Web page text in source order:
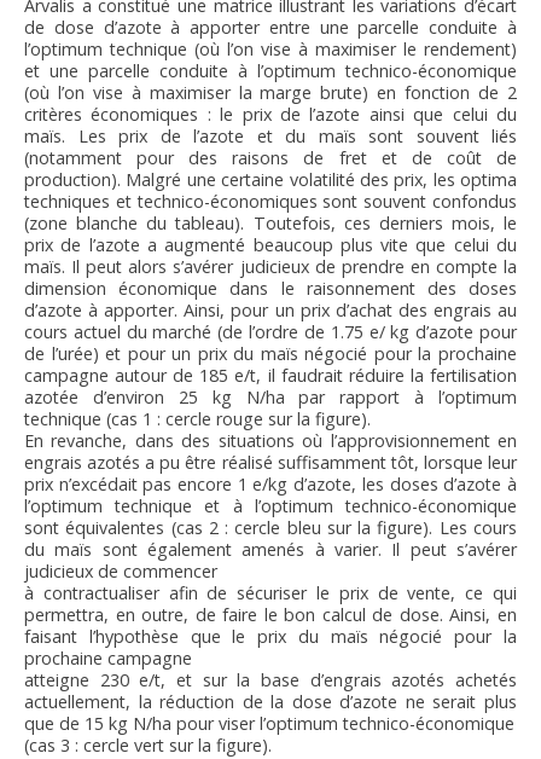
Arvalis a constitué une matrice illustrant les variations d’écart
de dose d’azote à apporter entre une parcelle conduite à
l’optimum technique (où l’on vise à maximiser le rendement)
et une parcelle conduite à l’optimum technico-économique
(où l’on vise à maximiser la marge brute) en fonction de 2
critères économiques : le prix de l’azote ainsi que celui du
maïs. Les prix de l’azote et du maïs sont souvent liés
(notamment pour des raisons de fret et de coût de
production). Malgré une certaine volatilité des prix, les optima
techniques et technico-économiques sont souvent confondus
(zone blanche du tableau). Toutefois, ces derniers mois, le
prix de l’azote a augmenté beaucoup plus vite que celui du
maïs. Il peut alors s’avérer judicieux de prendre en compte la
dimension économique dans le raisonnement des doses
d’azote à apporter. Ainsi, pour un prix d’achat des engrais au
cours actuel du marché (de l’ordre de 1.75 e/ kg d’azote pour
de l’urée) et pour un prix du maïs négocié pour la prochaine
campagne autour de 185 e/t, il faudrait réduire la fertilisation
azotée d’environ 25 kg N/ha par rapport à l’optimum
technique (cas 1 : cercle rouge sur la figure).
En revanche, dans des situations où l’approvisionnement en
engrais azotés a pu être réalisé suffisamment tôt, lorsque leur
prix n’excédait pas encore 1 e/kg d’azote, les doses d’azote à
l’optimum technique et à l’optimum technico-économique
sont équivalentes (cas 2 : cercle bleu sur la figure). Les cours
du maïs sont également amenés à varier. Il peut s’avérer
judicieux de commencer
à contractualiser afin de sécuriser le prix de vente, ce qui
permettra, en outre, de faire le bon calcul de dose. Ainsi, en
faisant l’hypothèse que le prix du maïs négocié pour la
prochaine campagne
atteigne 230 e/t, et sur la base d’engrais azotés achetés
actuellement, la réduction de la dose d’azote ne serait plus
que de 15 kg N/ha pour viser l’optimum technico-économique
(cas 3 : cercle vert sur la figure).